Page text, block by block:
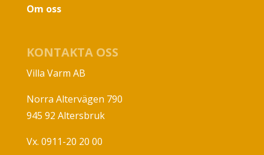
Om oss
KONTAKTA OSS
Villa Varm AB
Norra Altervägen 790
945 92 Altersbruk
Vx. 0911-20 20 00